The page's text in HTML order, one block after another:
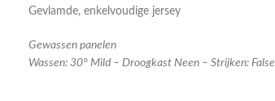
Gevlamde, enkelvoudige jersey
Gewassen panelen
Wassen: 30° Mild – Droogkast Neen – Strijken: False